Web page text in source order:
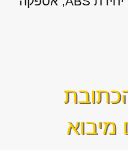
מיבוא